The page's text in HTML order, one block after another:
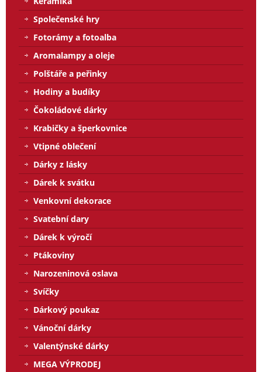
Společenské hry
Fotorámy a fotoalba
Aromalampy a oleje
Polštáře a peřinky
Hodiny a budíky
Čokoládové dárky
Krabičky a šperkovnice
Vtipné oblečení
Dárky z lásky
Dárek k svátku
Venkovní dekorace
Svatební dary
Dárek k výročí
Ptákoviny
Narozeninová oslava
Svíčky
Dárkový poukaz
Vánoční dárky
Valentýnské dárky
MEGA VÝPRODEJ